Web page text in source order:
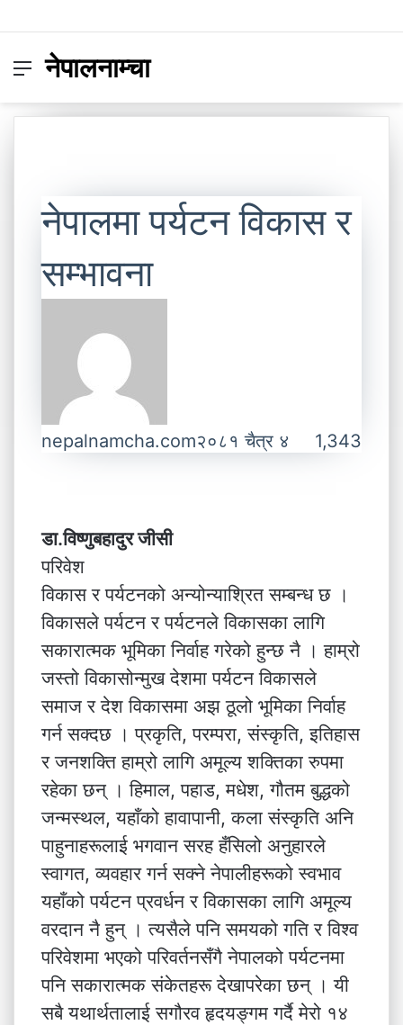
Menu
नेपालनाम्चा
नेपालमा पर्यटन विकास र
सम्भावना
nepalnamcha.com२०८१ चैत्र ४ 1,343
डा.विष्णुबहादुर जीसी
परिवेश
विकास र पर्यटनको अन्योन्याश्रित सम्बन्ध छ ।
विकासले पर्यटन र पर्यटनले विकासका लागि
सकारात्मक भूमिका निर्वाह गरेको हुन्छ नै । हाम्रो
जस्तो विकासोन्मुख देशमा पर्यटन विकासले
समाज र देश विकासमा अझ ठूलो भूमिका निर्वाह
गर्न सक्दछ । प्रकृति, परम्परा, संस्कृति, इतिहास
र जनशक्ति हाम्रो लागि अमूल्य शक्तिका रुपमा
रहेका छन् । हिमाल, पहाड, मधेश, गौतम बुद्धको
जन्मस्थल, यहाँको हावापानी, कला संस्कृति अनि
पाहुनाहरूलाई भगवान सरह हँसिलो अनुहारले
स्वागत, व्यवहार गर्न सक्ने नेपालीहरूको स्वभाव
यहाँको पर्यटन प्रवर्धन र विकासका लागि अमूल्य
वरदान नै हुन् । त्यसैले पनि समयको गति र विश्व
परिवेशमा भएको परिवर्तनसँगै नेपालको पर्यटनमा
पनि सकारात्मक संकेतहरू देखापरेका छन् । यी
सबै यथार्थतालाई सगौरव हृदयङ्गम गर्दै मेरो १४